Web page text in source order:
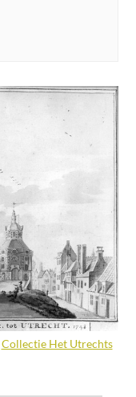
Collectie Het Utrechts